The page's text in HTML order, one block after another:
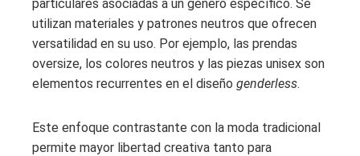
particulares asociadas a un género específico. Se
utilizan materiales y patrones neutros que ofrecen
versatilidad en su uso. Por ejemplo, las prendas
oversize, los colores neutros y las piezas unisex son
elementos recurrentes en el diseño genderless.
Este enfoque contrastante con la moda tradicional
permite mayor libertad creativa tanto para